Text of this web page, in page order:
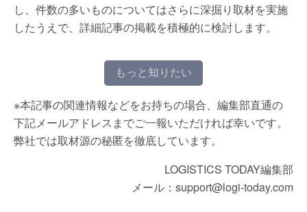
し、件数の多いものについてはさらに深掘り取材を実施
したうえで、詳細記事の掲載を積極的に検討します。
もっと知りたい
※本記事の関連情報などをお持ちの場合、編集部直通の
下記メールアドレスまでご一報いただければ幸いです。
弊社では取材源の秘匿を徹底しています。
LOGISTICS TODAY編集部
メール：support@logi-today.com